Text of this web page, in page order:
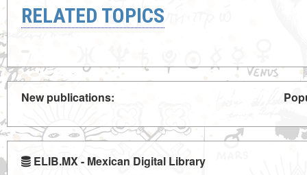
RELATED TOPICS
New publications:
ELIB.MX - Mexican Digital Library